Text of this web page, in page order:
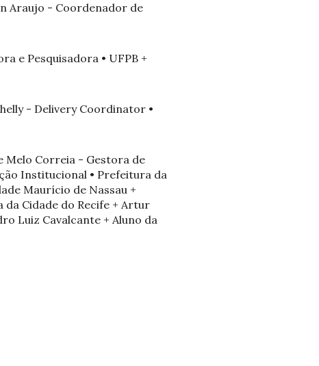
Araujo - Coordenador de
e Pesquisadora • UFPB +
- Delivery Coordinator •
Melo Correia - Gestora de
Institucional • Prefeitura da
Maurício de Nassau +
Cidade do Recife + Artur
Luiz Cavalcante + Aluno da